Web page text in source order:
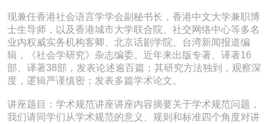
现兼任香港社会语言学学会副秘书长，香港中文大学兼职博
士生导师，以及香港城市大学联合院、社交网络中心等多名
业内权威实务机构客卿、北京话剧学院、台湾新闻报道编
辑，《社会学研究》杂志编委。近年来出版专著、译著16
部、译著38部，发表论述逾百篇；其研究方法独到，观察深
度，逻辑严谨缜密；发表多篇学术论文。
讲座题目：学术规范讲座讲座内容摘要关于学术规范问题，
我们请同学们从学术规范的意义、规则和标准四个角度对讲